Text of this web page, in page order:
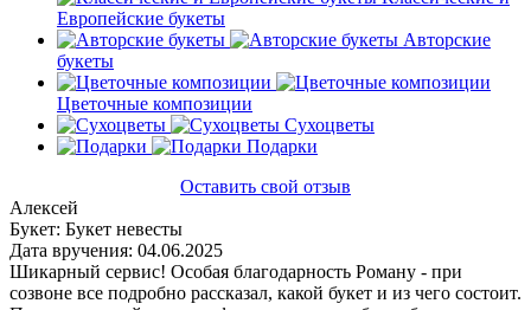
Европейские букеты
Авторские
букеты
Цветочные композиции
Сухоцветы
Подарки
Оставить свой отзыв
Алексей
Букет: Букет невесты
Дата вручения: 04.06.2025
Шикарный сервис! Особая благодарность Роману - при
созвоне все подробно рассказал, какой букет и из чего состоит.